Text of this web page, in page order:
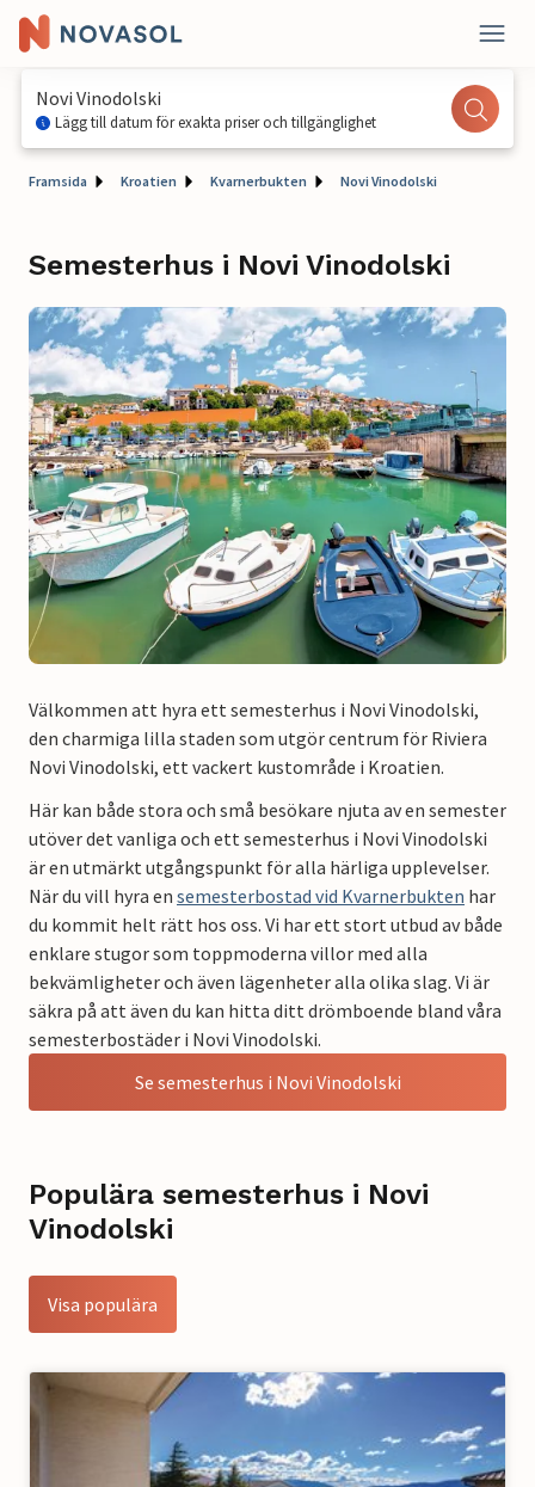
Novi Vinodolski
Lägg till datum för exakta priser och tillgänglighet
Framsida Kroatien Kvarnerbukten Novi Vinodolski
Semesterhus i Novi Vinodolski
Välkommen att hyra ett semesterhus i Novi Vinodolski,
den charmiga lilla staden som utgör centrum för Riviera
Novi Vinodolski, ett vackert kustområde i Kroatien.
Här kan både stora och små besökare njuta av en semester
utöver det vanliga och ett semesterhus i Novi Vinodolski
är en utmärkt utgångspunkt för alla härliga upplevelser.
När du vill hyra en semesterbostad vid Kvarnerbukten har
du kommit helt rätt hos oss. Vi har ett stort utbud av både
enklare stugor som toppmoderna villor med alla
bekvämligheter och även lägenheter alla olika slag. Vi är
säkra på att även du kan hitta ditt drömboende bland våra
semesterbostäder i Novi Vinodolski.
Se semesterhus i Novi Vinodolski
Populära semesterhus i Novi
Vinodolski
Visa populära